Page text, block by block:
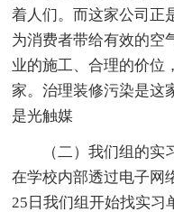
着人们。而这家公司正
为消费者带给有效的空
业的施工、合理的价位
家。治理装修污染是这
是光触媒
（二）我们组的
在学校内部透过电子网
25日我们组开始找实习